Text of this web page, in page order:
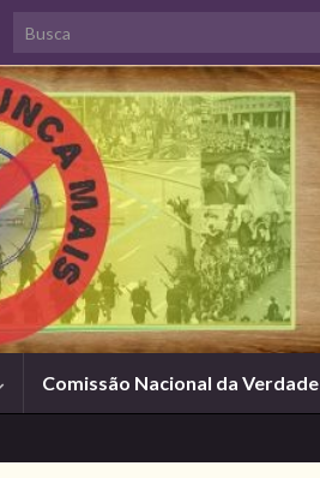
Search for:
Comissão Nacional da Verdade